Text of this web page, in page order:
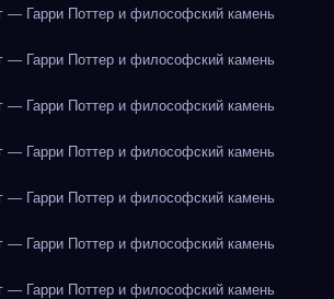
— Гарри Поттер и философский камень
— Гарри Поттер и философский камень
— Гарри Поттер и философский камень
— Гарри Поттер и философский камень
— Гарри Поттер и философский камень
— Гарри Поттер и философский камень
— Гарри Поттер и философский камень